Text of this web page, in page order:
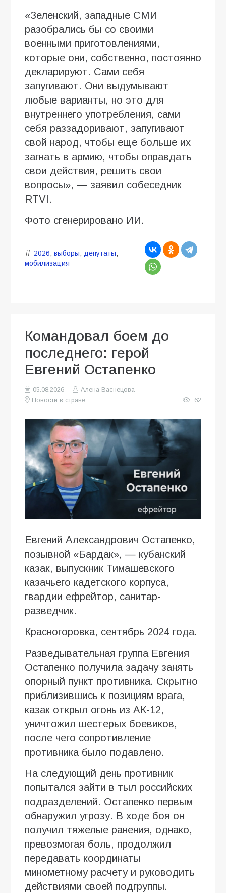
«Зеленский, западные СМИ
разобрались бы со своими
военными приготовлениями,
которые они, собственно, постоянно
декларируют. Сами себя
запугивают. Они выдумывают
любые варианты, но это для
внутреннего употребления, сами
себя раззадоривают, запугивают
свой народ, чтобы еще больше их
загнать в армию, чтобы оправдать
свои действия, решить свои
вопросы», — заявил собеседник
RTVI.
Фото сгенерировано ИИ.
2026, выборы, депутаты,
мобилизация
Командовал боем до
последнего: герой
Евгений Остапенко
05.08.2026
Алена Васнецова
Новости в стране
62
Евгений Александрович Остапенко,
позывной «Бардак», — кубанский
казак, выпускник Тимашевского
казачьего кадетского корпуса,
гвардии ефрейтор, санитар-
разведчик.
Красногоровка, сентябрь 2024 года.
Разведывательная группа Евгения
Остапенко получила задачу занять
опорный пункт противника. Скрытно
приблизившись к позициям врага,
казак открыл огонь из АК-12,
уничтожил шестерых боевиков,
после чего сопротивление
противника было подавлено.
На следующий день противник
попытался зайти в тыл российских
подразделений. Остапенко первым
обнаружил угрозу. В ходе боя он
получил тяжелые ранения, однако,
превозмогая боль, продолжил
передавать координаты
минометному расчету и руководить
действиями своей подгруппы.